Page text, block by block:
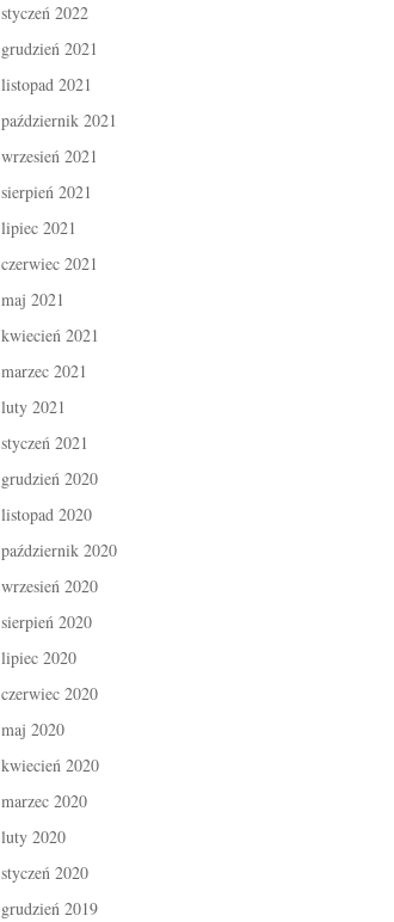
styczeń 2022
grudzień 2021
listopad 2021
październik 2021
wrzesień 2021
sierpień 2021
lipiec 2021
czerwiec 2021
maj 2021
kwiecień 2021
marzec 2021
luty 2021
styczeń 2021
grudzień 2020
listopad 2020
październik 2020
wrzesień 2020
sierpień 2020
lipiec 2020
czerwiec 2020
maj 2020
kwiecień 2020
marzec 2020
luty 2020
styczeń 2020
grudzień 2019